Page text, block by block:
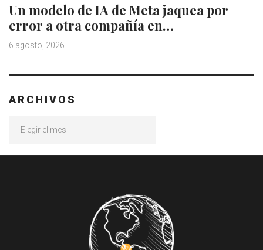
Un modelo de IA de Meta jaquea por
error a otra compañía en…
6 agosto, 2026
ARCHIVOS